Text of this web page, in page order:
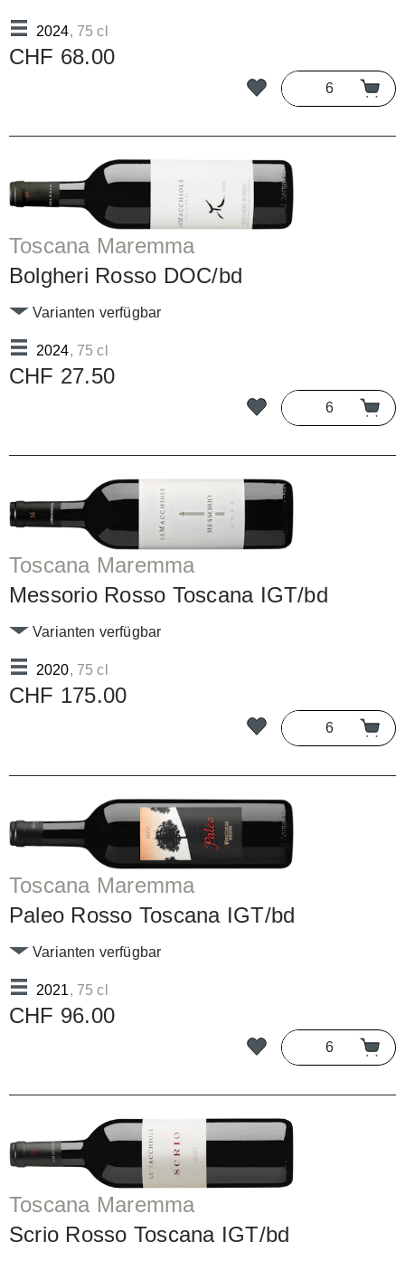
2024, 75 cl
CHF 68.00
Toscana Maremma
Bolgheri Rosso DOC/bd
2024, 75 cl
Varianten verfügbar
CHF 27.50
Toscana Maremma
Messorio Rosso Toscana IGT/bd
2020, 75 cl
Varianten verfügbar
CHF 175.00
Toscana Maremma
Paleo Rosso Toscana IGT/bd
2021, 75 cl
Varianten verfügbar
CHF 96.00
Toscana Maremma
Scrio Rosso Toscana IGT/bd